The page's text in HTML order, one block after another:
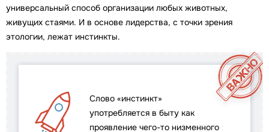
универсальный способ организации любых животных,
живущих стаями. И в основе лидерства, с точки зрения
этологии, лежат инстинкты.
Слово «инстинкт»
употребляется в быту как
проявление чего-то низменного